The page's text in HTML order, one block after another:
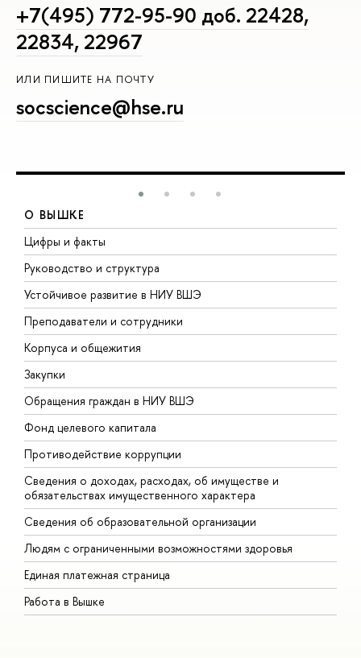
+7(495) 772-95-90 доб. 22428,
22834, 22967
ИЛИ ПИШИТЕ НА ПОЧТУ
socscience@hse.ru
О ВЫШКЕ
Цифры и факты
Руководство и структура
Устойчивое развитие в НИУ ВШЭ
Преподаватели и сотрудники
Корпуса и общежития
Закупки
Обращения граждан в НИУ ВШЭ
Фонд целевого капитала
Противодействие коррупции
Сведения о доходах, расходах, об имуществе и
обязательствах имущественного характера
Сведения об образовательной организации
Людям с ограниченными возможностями здоровья
Единая платежная страница
Работа в Вышке